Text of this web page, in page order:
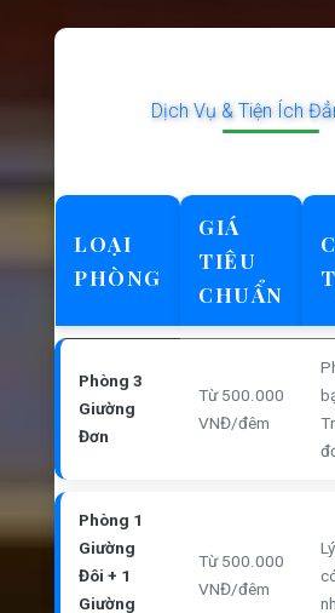
Dịch Vụ & Tiện Ích
LOẠI
PHÒNG
GIÁ
TIÊU
CHUẨN
Phòng 3
Giường
Đơn
Từ 500.000
VNĐ/đêm
Phòng 1
Giường
Đôi + 1
Giường
Từ 500.000
VNĐ/đêm